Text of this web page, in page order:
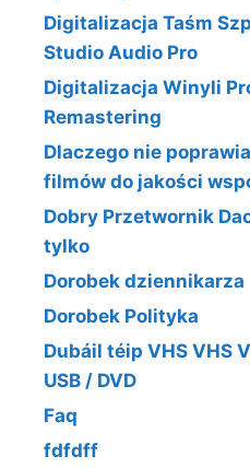
Digitalizacja Taśm
Studio Audio Pro
Digitalizacja Winyli
Remastering
Dlaczego nie
filmów do jakości
Dobry Przetwornik
tylko
Dorobek dziennikarza
Dorobek Polityka
Dubáil téip VHS VHS
USB / DVD
Faq
fdfdff